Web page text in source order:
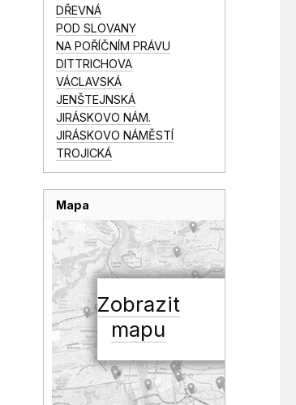
DŘEVNÁ
POD SLOVANY
NA POŘÍČNÍM PRÁVU
DITTRICHOVA
VÁCLAVSKÁ
JENŠTEJNSKÁ
JIRÁSKOVO NÁM.
JIRÁSKOVO NÁMĚSTÍ
TROJICKÁ
Mapa
Zobrazit
mapu